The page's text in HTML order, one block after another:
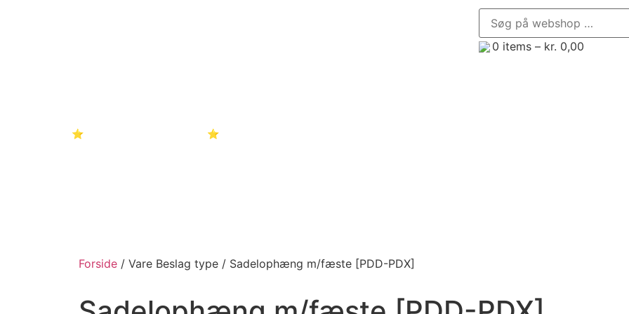
0 items – kr. 0,00
⭐Brugt - Tilbud - Partivarer⭐
Forside / Vare Beslag type / Sadelophæng m/fæste [PDD-PDX]